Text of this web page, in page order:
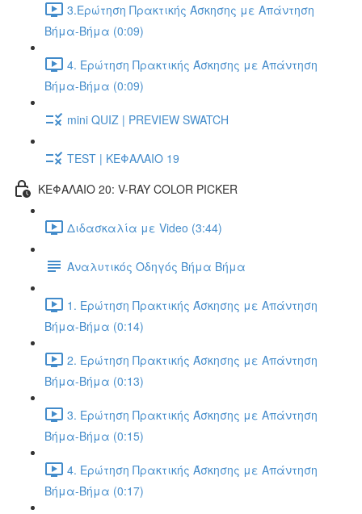
3.Ερώτηση Πρακτικής Άσκησης με Απάντηση
Βήμα-Βήμα (0:09)
4. Ερώτηση Πρακτικής Άσκησης με Απάντηση
Βήμα-Βήμα (0:09)
mini QUIZ | PREVIEW SWATCH
TEST | ΚΕΦΑΛΑΙΟ 19
ΚΕΦΑΛΑΙΟ 20: V-RAY COLOR PICKER
Διδασκαλία με Video (3:44)
Αναλυτικός Οδηγός Βήμα Βήμα
1. Ερώτηση Πρακτικής Άσκησης με Απάντηση
Βήμα-Βήμα (0:14)
2. Ερώτηση Πρακτικής Άσκησης με Απάντηση
Βήμα-Βήμα (0:13)
3. Ερώτηση Πρακτικής Άσκησης με Απάντηση
Βήμα-Βήμα (0:15)
4. Ερώτηση Πρακτικής Άσκησης με Απάντηση
Βήμα-Βήμα (0:17)